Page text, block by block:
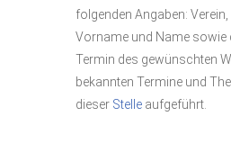
folgenden Angaben:
Vorname und Name sowie
Termin des gewünschten
bekannten Termine und
dieser Stelle aufgeführt.